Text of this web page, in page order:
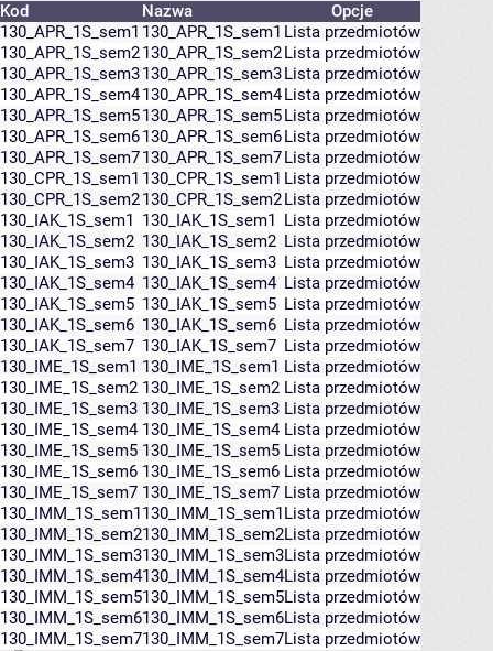
Kod Nazwa
Opcje
130_APR_1S_sem1 130_APR_1S_sem1 Lista przedmiotów
130_APR_1S_sem2130_APR_1S_sem2Lista przedmiotów
130_APR_1S_sem3130_APR_1S_sem3Lista przedmiotów
130_APR_1S_sem4130_APR_1S_sem4Lista przedmiotów
130_APR_1S_sem5130_APR_1S_sem5Lista przedmiotów
130_APR_1S_sem6130_APR_1S_sem6Lista przedmiotów
130_APR_1S_sem7130_APR_1S_sem7Lista przedmiotów
130_CPR_1S_sem1 130_CPR_1S_sem1 Lista przedmiotów
130_CPR_1S_sem2130_CPR_1S_sem2Lista przedmiotów
130_IAK_1S_sem1 130_IAK_1S_sem1 Lista przedmiotów
130_IAK_1S_sem2 130_IAK_1S_sem2 Lista przedmiotów
130_IAK_1S_sem3 130_IAK_1S_sem3 Lista przedmiotów
130_IAK_1S_sem4 130_IAK_1S_sem4 Lista przedmiotów
130_IAK_1S_sem5 130_IAK_1S_sem5 Lista przedmiotów
130_IAK_1S_sem6 130_IAK_1S_sem6 Lista przedmiotów
130_IAK_1S_sem7 130_IAK_1S_sem7 Lista przedmiotów
130_IME_1S_sem1 130_IME_1S_sem1 Lista przedmiotów
130_IME_1S_sem2 130_IME_1S_sem2 Lista przedmiotów
130_IME_1S_sem3 130_IME_1S_sem3 Lista przedmiotów
130_IME_1S_sem4 130_IME_1S_sem4 Lista przedmiotów
130_IME_1S_sem5 130_IME_1S_sem5 Lista przedmiotów
130_IME_1S_sem6 130_IME_1S_sem6 Lista przedmiotów
130_IME_1S_sem7 130_IME_1S_sem7 Lista przedmiotów
130_IMM_1S_sem1130_IMM_1S_sem1Lista przedmiotów
130_IMM_1S_sem2130_IMM_1S_sem2Lista przedmiotów
130_IMM_1S_sem3130_IMM_1S_sem3Lista przedmiotów
130_IMM_1S_sem4130_IMM_1S_sem4Lista przedmiotów
130_IMM_1S_sem5130_IMM_1S_sem5Lista przedmiotów
130_IMM_1S_sem6130_IMM_1S_sem6Lista przedmiotów
130_IMM_1S_sem7130_IMM_1S_sem7Lista przedmiotów